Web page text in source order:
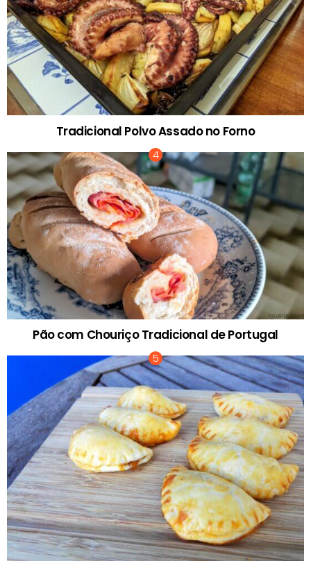
Tradicional Polvo Assado no Forno
Pão com Chouriço Tradicional de Portugal